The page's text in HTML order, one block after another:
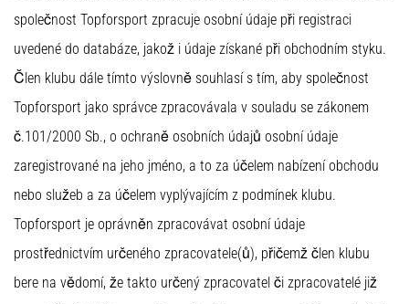
společnost Topforsport zpracuje osobní údaje při registraci
uvedené do databáze, jakož i údaje získané při obchodním styku.
Člen klubu dále tímto výslovně souhlasí s tím, aby společnost
Topforsport jako správce zpracovávala v souladu se zákonem
č.101/2000 Sb., o ochraně osobních údajů osobní údaje
zaregistrované na jeho jméno, a to za účelem nabízení obchodu
nebo služeb a za účelem vyplývajícím z podmínek klubu.
Topforsport je oprávněn zpracovávat osobní údaje
prostřednictvím určeného zpracovatele(ů), přičemž člen klubu
bere na vědomí, že takto určený zpracovatel či zpracovatelé již